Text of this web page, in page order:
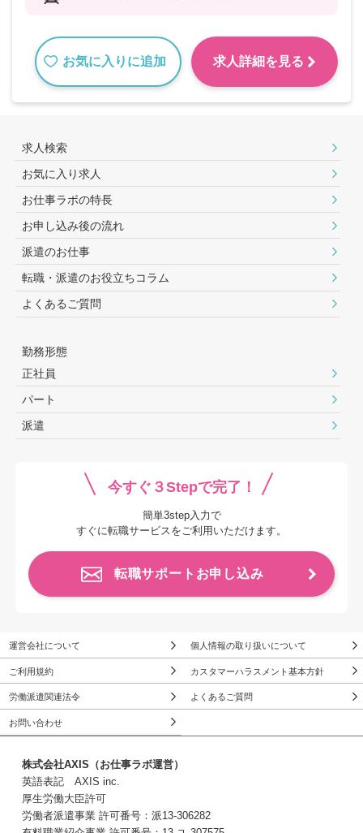
お気に入りに追加 求人詳細を見る
求人検索
お気に入り求人
お仕事ラボの特長
お申し込み後の流れ
派遣のお仕事
転職・派遣のお役⽴ちコラム
よくあるご質問
勤務形態
正社員
パート
派遣
今すぐ３Stepで完了！
簡単3step入力で
すぐに転職サービスをご利用いただけます。
転職サポートお申し込み
運営会社について 個人情報の取り扱いについて
ご利用規約 カスタマーハラスメント基本方針
労働派遣関連法令 よくあるご質問
お問い合わせ
株式会社AXIS（お仕事ラボ運営）
英語表記 AXIS inc.
厚生労働大臣許可
労働者派遣事業 許可番号：派13-306282